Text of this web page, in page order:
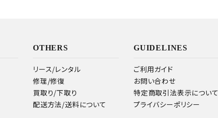
OTHERS
リース/レンタル
修理/修復
買取り/下取り
配送方法/送料について
GUIDELINES
ご利用ガイド
お問い合わせ
特定商取引法表示について
プライバシーポリシー